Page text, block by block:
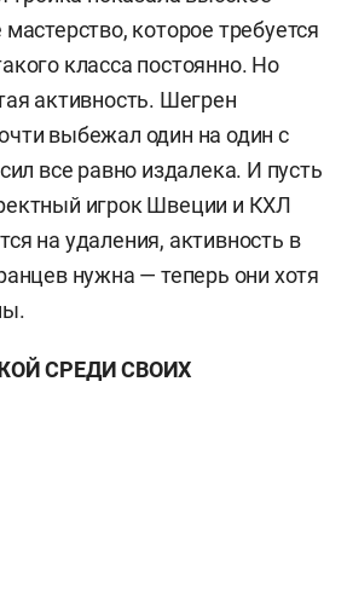
которое требуется
класса постоянно. Но
активность. Шегрен
выбежал один на один с
все равно издалека. И пусть
игрок Швеции и КХЛ
на удаления, активность в
нужна — теперь они хотя
СРЕДИ СВОИХ